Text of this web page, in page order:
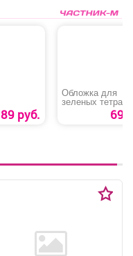
89 руб.
Обложка для
зеленых
69